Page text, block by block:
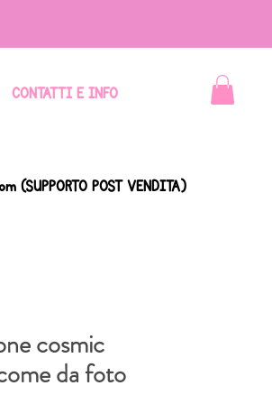
CONTATTI E INFO
(SUPPORTO POST VENDITA)
cosmic
da foto